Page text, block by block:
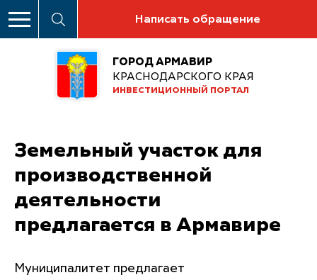
Написать обращение
ГОРОД АРМАВИР
КРАСНОДАРСКОГО КРАЯ
ИНВЕСТИЦИОННЫЙ ПОРТАЛ
Земельный участок для
производственной
деятельности
предлагается в Армавире
Муниципалитет предлагает